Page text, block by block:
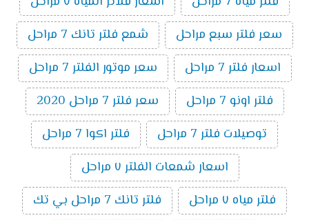
سعر فلتر سبع مراحل
شمع فلتر تانك 7 مراحل
اسعار فلتر 7 مراحل
سعر موتور الفلتر 7 مراحل
فلتر اونو 7 مراحل
سعر فلتر 7 مراحل 2020
توصيلات فلتر 7 مراحل
فلتر اكوا 7 مراحل
اسعار شمعات الفلتر ٧ مراحل
فلتر مياه ٧ مراحل
فلتر تانك 7 مراحل بي تك